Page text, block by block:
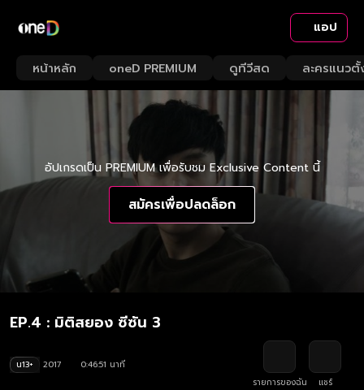
แอป
หน้าหลัก oneD PREMIUM ดูทีวีสด ละครแนวตั้
อัปเกรดเป็น PREMIUM เพื่อรับชม Exclusive Content นี้
สมัครเพื่อปลดล็อก
EP.4 : มิติสยอง ซีซัน 3
น13+ 2017
0:46:51 นาที
รายการของฉัน
แชร์